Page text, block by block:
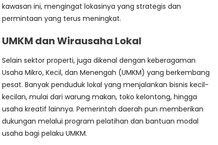
kawasan ini, mengingat lokasinya yang strategis dan
permintaan yang terus meningkat.
UMKM dan Wirausaha Lokal
Selain sektor properti, juga dikenal dengan keberagaman
Usaha Mikro, Kecil, dan Menengah (UMKM) yang berkembang
pesat. Banyak penduduk lokal yang menjalankan bisnis kecil-
kecilan, mulai dari warung makan, toko kelontong, hingga
usaha kreatif lainnya. Pemerintah daerah pun memberikan
dukungan melalui program pelatihan dan bantuan modal
usaha bagi pelaku UMKM.